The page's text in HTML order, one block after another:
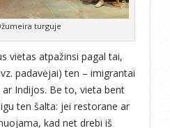
turguje
vietas atpažinsi pagal tai,
padavėjai) ten – imigrantai
Indijos. Be to, vieta bent
ten šalta: jei restorane ar
kad net drebi iš